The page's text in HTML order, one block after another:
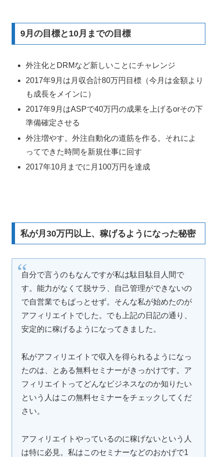
9月の目標と10月までの目標
外注化とDRMなど新しいことにチャレンジ
2017年9月は月収合計80万円目標（今月は金額より
も成長をメインに）
2017年9月はASPで40万円の成果を上げるorその下
準備確定させる
外注増やす。外注自動化の道筋を作る。それによ
ってできた時間を新規仕事に回す
2017年10月までに月100万円を達成
私が月30万円以上、稼げるようになった秘密
自分で言うのもなんですが私は駄目駄目人間で
す。能力がなくて脱サラ、自己管理ができないの
で自営業でもぱっとせず。そんな私が始めたのが
アフィリエイトでした。でも上記の日記の通り、
安定的に稼げるようになってきました。
私がアフィリエイトで収入を得られるようになっ
たのは、とある無料セミナーがきっかけです。ア
フィリエイトってどんなビジネスなのか知りたい
という人はこの無料セミナーをチェックしてくだ
さい。
アフィリエイトやっているのに稼げないという人
は特に必見。私はこのセミナーなどのおかげで1